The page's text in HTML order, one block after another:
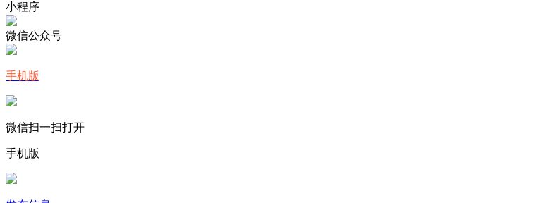
小程序
微信公众号
手机版
微信扫一扫打开
手机版